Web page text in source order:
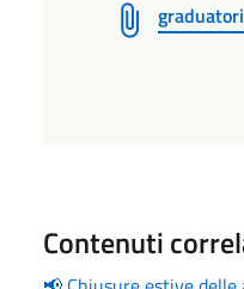
Contenuti